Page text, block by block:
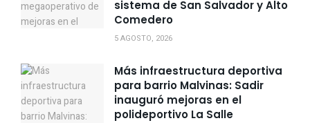
sistema de San Salvador y Alto
Comedero
5 AGOSTO, 2026
Más infraestructura deportiva
para barrio Malvinas: Sadir
inauguró mejoras en el
polideportivo La Salle